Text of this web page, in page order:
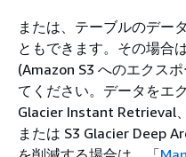
または、テーブルのデー
ともできます。その場合
(Amazon S3 へのエクス
てください。データをエ
Glacier Instant Retrieval
または S3 Glacier Deep